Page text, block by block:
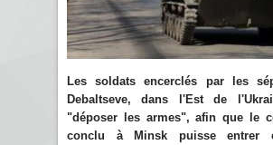
Les soldats encerclés par les
Debaltseve, dans l'Est de
"déposer les armes", afin que le
conclu à Minsk puisse entrer